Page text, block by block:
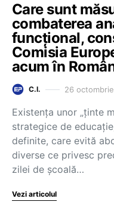
Care sunt
combaterea
funcțional,
Comisia
acum în
C.I. 26
Existența unor „ținte
strategice de
definite, care evită
diverse ce privesc
zilei de școală…
Vezi articolul